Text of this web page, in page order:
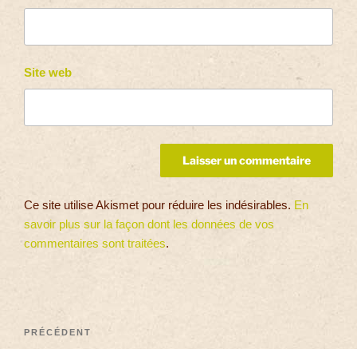
Site web
Ce site utilise Akismet pour réduire les indésirables. En
savoir plus sur la façon dont les données de vos
commentaires sont traitées.
PRÉCÉDENT